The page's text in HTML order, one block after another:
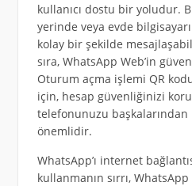
kullanıcı dostu bir yoludur.
yerinde veya evde
kolay bir şekilde
sıra, WhatsApp Web’in
Oturum açma işlemi QR
için, hesap güvenliğinizi
telefonunuzu başkalarından
önemlidir.
WhatsApp’ı internet
kullanmanın sırrı,